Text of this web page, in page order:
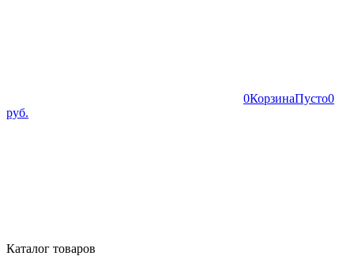
0КорзинаПусто0
руб.
Каталог товаров